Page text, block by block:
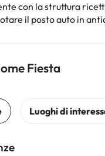
con la struttura
il posto auto in
Fiesta